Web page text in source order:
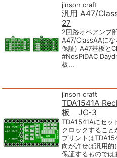
jinson craft
汎用 A47/
27
2回路オペアンプ
A47/ClassAAに
保証) A47基板と
#NosPiDAC
板...
jinson craft
TDA1541A
板 JC-3
TDA1541Aにセッ
クロックすること
プリントは
向が許せば汎用
保証するものでは